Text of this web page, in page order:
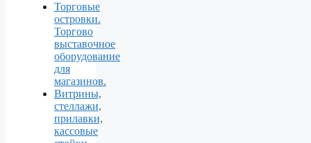
Торговые
островки.
Торгово
выставочное
оборудование
для
магазинов.
Витрины,
стеллажи,
прилавки,
кассовые